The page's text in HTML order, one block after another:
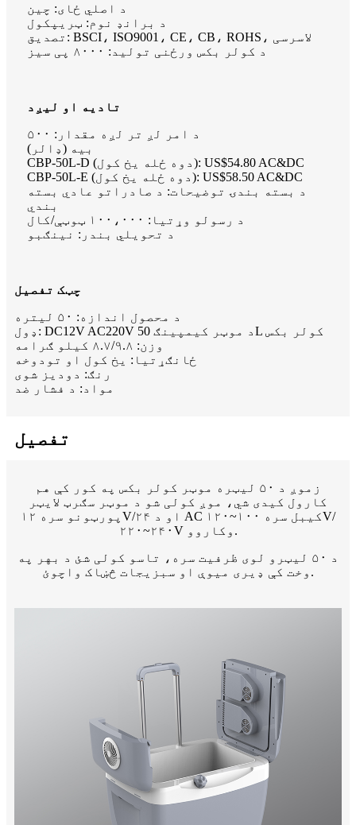
د اصلي ځای: چین
د برانډ نوم: ټریپکول
تصدیق: BSCI، ISO9001، CE، CB، ROHS، لاسرسی
د کولر بکس ورځنی تولید: ۸۰۰۰ پی سیز
تادیه او لیږد
د امر لږ تر لږه مقدار: ۵۰۰
بیه (ډالر)
CBP-50L-D (دوه ځله یخ کول): US$54.80 AC&DC
CBP-50L-E (دوه ځله یخ کول): US$58.50 AC&DC
د بسته بندۍ توضیحات: د صادراتو عادي بسته
بندي
د رسولو وړتیا: ۱۰۰،۰۰۰ ټوټې/کال
د تحویلي بندر: نینګبو
چټک تفصیل
د محصول اندازه: ۵۰ لیتره
ډول: DC12V AC220V د موټر کیمپینګ 50L کولر بکس
وزن: ۸.۷/۹.۸ کیلو ګرامه
ځانګړتیا: یخ کول او تودوخه
رنګ: دودیز شوی
مواد: د فشار ضد
تفصیل
زموږ د ۵۰ لیټره موټر کولر بکس په کور کې هم
کارول کیدی شي، موږ کولی شو د موټر سګرټ لایټر
پورټونو سره ۱۲V/۲۴ او د AC کیبل سره ۱۰۰~۱۲۰V/
۲۲۰~۲۴۰V وکاروو.
د ۵۰ لیټرو لوی ظرفیت سره، تاسو کولی شئ د بهر په
وخت کې ډیری میوې او سبزیجات څښاک واچوئ.